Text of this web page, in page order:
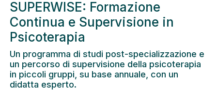
SUPERWISE: Formazione
Continua e Supervisione in
Psicoterapia
Un programma di studi post-specializzazione e
un percorso di supervisione della psicoterapia
in piccoli gruppi, su base annuale, con un
didatta esperto.